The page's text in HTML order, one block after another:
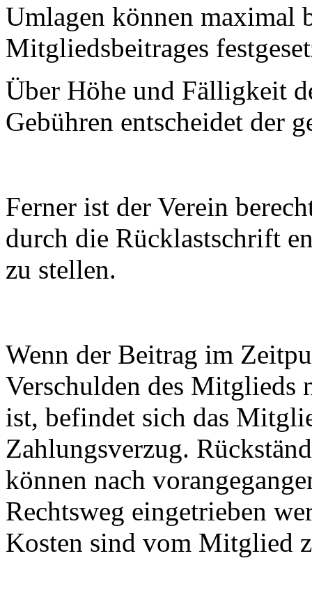
Umlagen können maximal
Mitgliedsbeitrages
Über Höhe und Fälligkeit
Gebühren entscheidet der
Ferner ist der Verein
durch die Rücklastschrift
zu stellen.
Wenn der Beitrag im
Verschulden des Mitglieds
ist, befindet sich das
Zahlungsverzug.
können nach
Rechtsweg eingetrieben
Kosten sind vom Mitglied